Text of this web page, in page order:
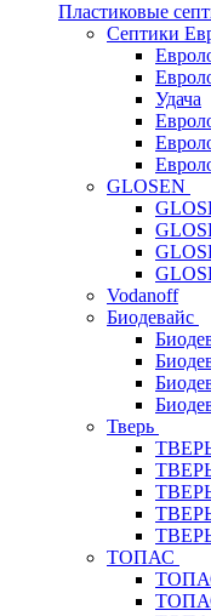
Пластиковые
Септики
Удача
GLOSEN
Vodanoff
Биодевайс
Тверь
ТОПАС